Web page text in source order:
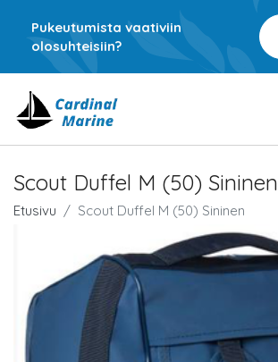
Pukeutumista vaativiin
olosuhteisiin?
Scout Duffel M (50) Sininen
Etusivu Scout Duffel M (50) Sininen